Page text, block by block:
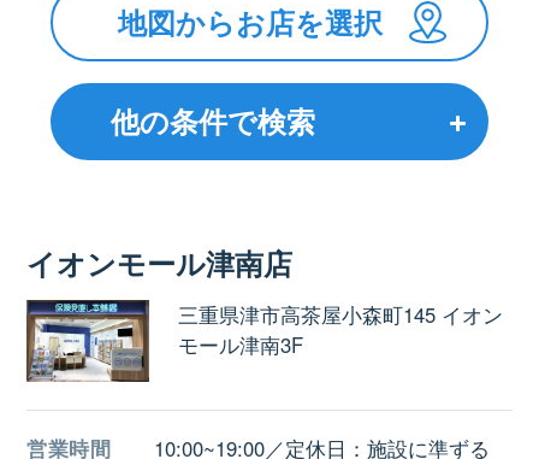
地図からお店を選択
他の条件で検索
イオンモール津南店
三重県津市高茶屋小森町145 イオン
モール津南3F
営業時間 10:00~19:00／定休日：施設に準ずる